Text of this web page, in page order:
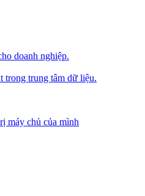
doanh nghiệp.
trong trung tâm dữ liệu.
máy chủ của mình